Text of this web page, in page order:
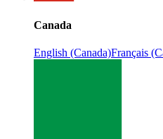
Canada
English (Canada)Français